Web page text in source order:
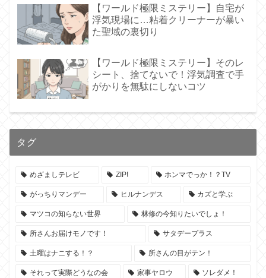
【ワールド極限ミステリー】自宅が
浮気現場に…粘着クリーナーが暴い
た聖域の裏切り
【ワールド極限ミステリー】そのレ
シート、捨てないで！浮気調査で手
がかりを無駄にしないコツ
タグ
めざましテレビ ZIP! ホンマでっか！？TV
がっちりマンデー ヒルナンデス カズと学ぶ
マツコの知らない世界 林修の今知りたいでしょ！
所さんお届けモノです！ サタデープラス
土曜はナニする！？ 所さんの目がテン！
それって実際どうなの会 家事ヤロウ ソレダメ！